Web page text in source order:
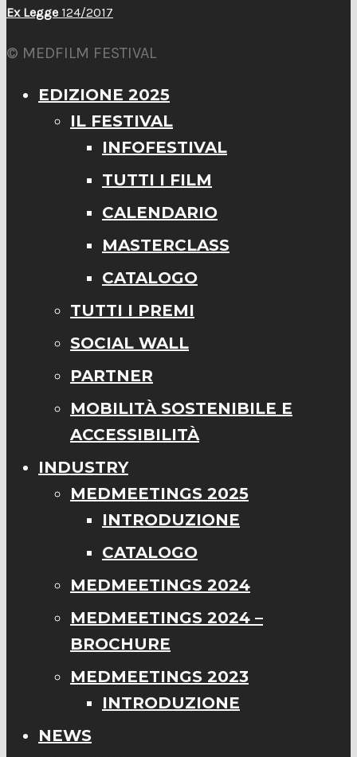
Ex Legge 124/2017
© MEDFILM FESTIVAL
EDIZIONE 2025
IL FESTIVAL
INFOFESTIVAL
TUTTI I FILM
CALENDARIO
MASTERCLASS
CATALOGO
TUTTI I PREMI
SOCIAL WALL
PARTNER
MOBILITÀ SOSTENIBILE E
ACCESSIBILITÀ
INDUSTRY
MEDMEETINGS 2025
INTRODUZIONE
CATALOGO
MEDMEETINGS 2024
MEDMEETINGS 2024 –
BROCHURE
MEDMEETINGS 2023
INTRODUZIONE
NEWS